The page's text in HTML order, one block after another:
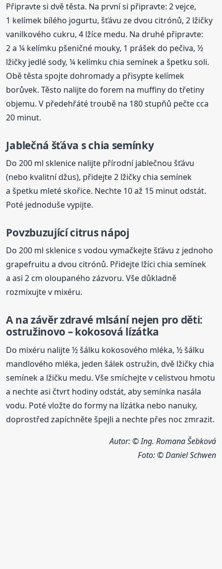
Připravte si dvě těsta. Na první si připravte: 2 vejce,
1 kelímek bílého jogurtu, šťávu ze dvou citrónů, 2 lžičky
vanilkového cukru, 4 lžíce medu. Na druhé připravte:
2 a ¼ kelímku pšeničné mouky, 1 prášek do pečiva, ½
lžičky jedlé sody, ¼ kelímku chia semínek a špetku soli.
Obě těsta spojte dohromady a přisypte kelímek
borůvek. Těsto nalijte do forem na muffiny do třetiny
objemu. V předehřáté troubě na 180 stupňů pečte cca
20 minut.
Jablečná šťáva s chia semínky
Do 200 ml sklenice nalijte přírodní jablečnou šťávu
(nebo kvalitní džus), přidejte 2 lžičky chia semínek
a špetku mleté skořice. Nechte 10 až 15 minut odstát.
Poté jednoduše vypijte.
Povzbuzující citrus nápoj
Do 200 ml sklenice s vodou vymačkejte šťávu z jednoho
grapefruitu a dvou citrónů. Přidejte lžíci chia semínek
a asi 2 cm oloupaného zázvoru. Vše důkladně
rozmixujte v mixéru.
A na závěr zdravé mlsání nejen pro děti:
ostružinovo – kokosová lízátka
Do mixéru nalijte ½ šálku kokosového mléka, ½ šálku
mandlového mléka, jeden šálek ostružin, dvě lžičky chia
semínek a lžičku medu. Vše smíchejte v celistvou hmotu
a nechte asi čtvrt hodiny odstát, aby semínka nasála
vodu. Poté vložte do formy na lízátka nebo nanuky,
doprostřed zapíchněte špejli a nechte přes noc zmrazit.
Autor: © Ing. Romana Šebková
Foto: © Daniel Schwen